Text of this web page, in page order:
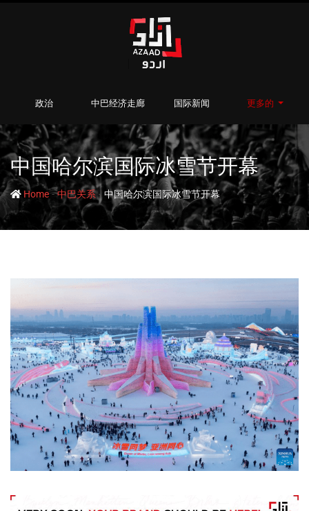
政治 中巴经济走廊 国际新闻 更多的
中国哈尔滨国际冰雪节开幕
Home-中巴关系-中国哈尔滨国际冰雪节开幕